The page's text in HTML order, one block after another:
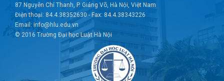
87 Nguyễn Chí Thanh, P. Giảng Võ, Hà Nội, Việt Nam
Điện thoại: 84.4.38352630 - Fax: 84.4.38343226
Email: info@hlu.edu.vn
© 2016 Trường Đại học Luật Hà Nội